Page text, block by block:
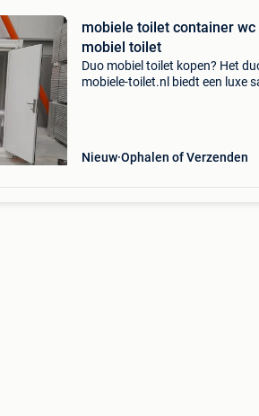
mobiele toilet container
mobiel toilet
Duo mobiel toilet kopen? Het
mobiele-toilet.nl biedt een luxe
Nieuw Ophalen of Verzenden